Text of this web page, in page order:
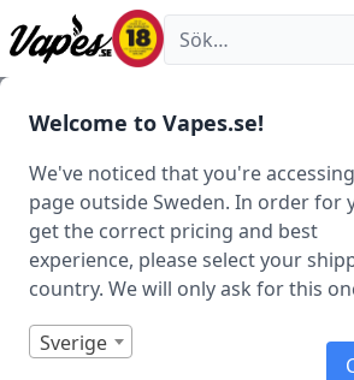
Welcome to Vapes.se!
We've noticed that you're
page outside Sweden. In order for
get the correct pricing and best
experience, please select your
country. We will only ask for this
Sverige
Vapes.se
E-juice Smaker Tobak
Puff Dragon – Rich
Smooth Tobacco
Singel)
Art.nr: 37643
Slut i lager